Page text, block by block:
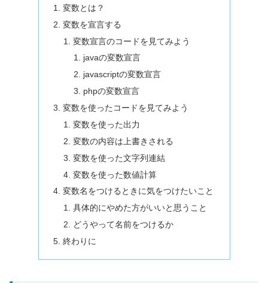
変数とは？
変数を宣言する
変数宣言のコードを見てみよう
javaの変数宣言
javascriptの変数宣言
phpの変数宣言
変数を使ったコードを見てみよう
変数を使った出力
変数の内容は上書きされる
変数を使った文字列連結
変数を使った数値計算
変数名をつけるときに気をつけたいこと
具体的にやめた方がいいと思うこと
どうやって名前をつけるか
終わりに